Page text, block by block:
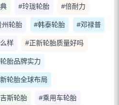
#玲珑轮胎 #倍耐力
州轮胎 #韩泰轮胎 #邓禄普
样 #正新轮胎质量好吗
胎品牌实力
轮胎全球布局
斯轮胎 #乘用车轮胎